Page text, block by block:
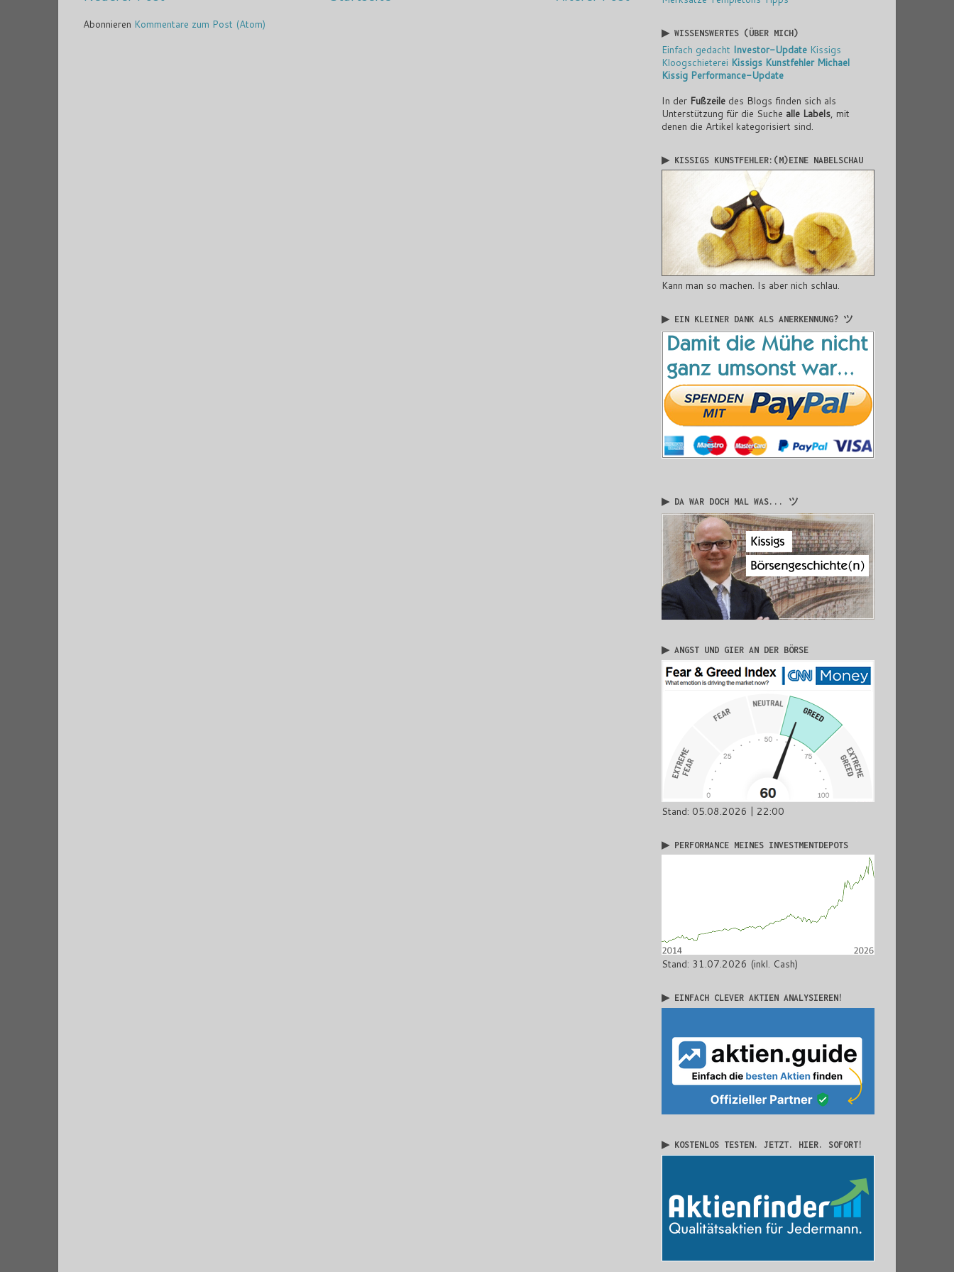
Abonnieren Kommentare zum Post (Atom)
▶ WISSENSWERTES (ÜBER MICH)
Einfach gedacht Investor-Update Kissigs
Kloogschieterei Kissigs Kunstfehler Michael
Kissig Performance-Update
In der Fußzeile des Blogs finden sich als
Unterstützung für die Suche alle Labels , mit
denen die Artikel kategorisiert sind.
▶ KISSIGS KUNSTFEHLER:(M)EINE NABELSCHAU
Kann man so machen. Is aber nich schlau.
▶ EIN KLEINER DANK ALS ANERKENNUNG? ツ
▶ DA WAR DOCH MAL WAS... ツ
▶ ANGST UND GIER AN DER BÖRSE
Stand: 05.08.2026 | 22:00
▶ PERFORMANCE MEINES INVESTMENTDEPOTS
Stand: 31.07.2026 (inkl. Cash)
▶ EINFACH CLEVER AKTIEN ANALYSIEREN!
▶ KOSTENLOS TESTEN. JETZT. HIER. SOFORT!